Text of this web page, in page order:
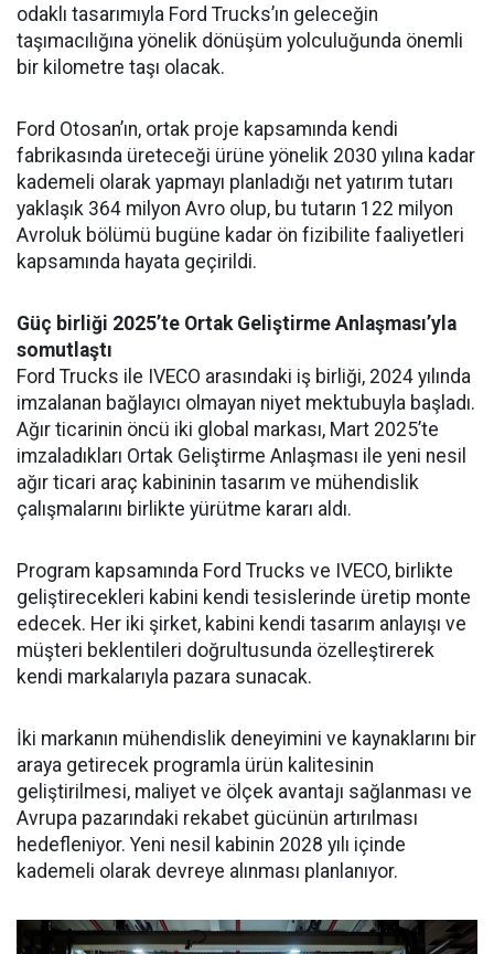
odaklı tasarımıyla Ford Trucks’ın geleceğin
taşımacılığına yönelik dönüşüm yolculuğunda önemli
bir kilometre taşı olacak.
Ford Otosan’ın, ortak proje kapsamında kendi
fabrikasında üreteceği ürüne yönelik 2030 yılına kadar
kademeli olarak yapmayı planladığı net yatırım tutarı
yaklaşık 364 milyon Avro olup, bu tutarın 122 milyon
Avroluk bölümü bugüne kadar ön fizibilite faaliyetleri
kapsamında hayata geçirildi.
Güç birliği 2025’te Ortak Geliştirme Anlaşması’yla
somutlaştı
Ford Trucks ile IVECO arasındaki iş birliği, 2024 yılında
imzalanan bağlayıcı olmayan niyet mektubuyla başladı.
Ağır ticarinin öncü iki global markası, Mart 2025’te
imzaladıkları Ortak Geliştirme Anlaşması ile yeni nesil
ağır ticari araç kabininin tasarım ve mühendislik
çalışmalarını birlikte yürütme kararı aldı.
Program kapsamında Ford Trucks ve IVECO, birlikte
geliştirecekleri kabini kendi tesislerinde üretip monte
edecek. Her iki şirket, kabini kendi tasarım anlayışı ve
müşteri beklentileri doğrultusunda özelleştirerek
kendi markalarıyla pazara sunacak.
İki markanın mühendislik deneyimini ve kaynaklarını bir
araya getirecek programla ürün kalitesinin
geliştirilmesi, maliyet ve ölçek avantajı sağlanması ve
Avrupa pazarındaki rekabet gücünün artırılması
hedefleniyor. Yeni nesil kabinin 2028 yılı içinde
kademeli olarak devreye alınması planlanıyor.